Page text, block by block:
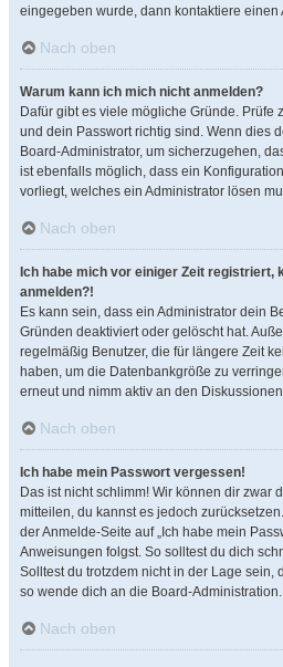
eingegeben wurde, dann kontaktiere einen
Nach oben
Warum kann ich mich nicht anmelden?
Dafür gibt es viele mögliche Gründe. Prüfe
und dein Passwort richtig sind. Wenn dies
Board-Administrator, um sicherzugehen,
ist ebenfalls möglich, dass ein
vorliegt, welches ein Administrator lösen
Nach oben
Ich habe mich vor einiger Zeit registriert,
anmelden?!
Es kann sein, dass ein Administrator dein
Gründen deaktiviert oder gelöscht hat.
regelmäßig Benutzer, die für längere Zeit
haben, um die Datenbankgröße zu
erneut und nimm aktiv an den
Nach oben
Ich habe mein Passwort vergessen!
Das ist nicht schlimm! Wir können dir zwar
mitteilen, du kannst es jedoch
der Anmelde-Seite auf „Ich habe mein
Anweisungen folgst. So solltest du dich
Solltest du trotzdem nicht in der Lage sein,
so wende dich an die Board-Administration.
Nach oben